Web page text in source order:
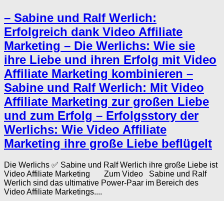
– Sabine und Ralf Werlich:
Erfolgreich dank Video Affiliate
Marketing – Die Werlichs: Wie sie
ihre Liebe und ihren Erfolg mit Video
Affiliate Marketing kombinieren –
Sabine und Ralf Werlich: Mit Video
Affiliate Marketing zur großen Liebe
und zum Erfolg – Erfolgsstory der
Werlichs: Wie Video Affiliate
Marketing ihre große Liebe beflügelt
Die Werlichs ✅ Sabine und Ralf Werlich ihre große Liebe ist
Video Affiliate Marketing Zum Video Sabine und Ralf
Werlich sind das ultimative Power-Paar im Bereich des
Video Affiliate Marketings....